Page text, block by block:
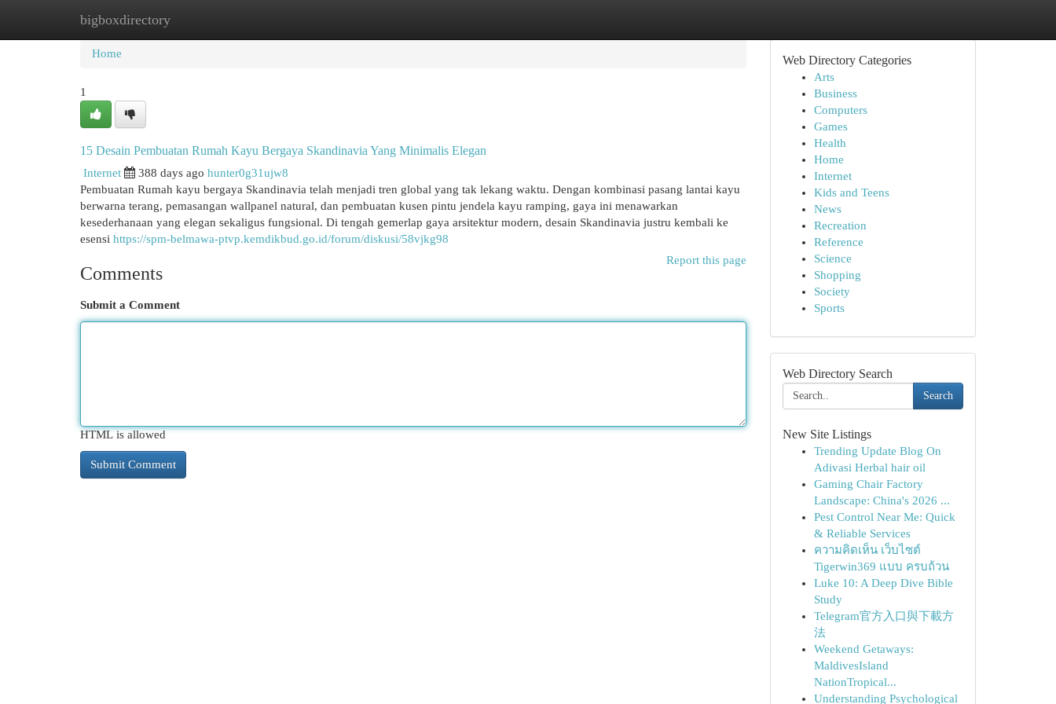
bigboxdirectory
Home New Site Listings
Home
1
15 Desain Pembuatan Rumah Kayu Bergaya Skandinavia Yang Minimalis Elegan
Internet 388 days ago hunter0g31ujw8
Pembuatan Rumah kayu bergaya Skandinavia telah menjadi tren global yang tak lekang waktu. Dengan kombinasi pasang lantai kayu
berwarna terang, pemasangan wallpanel natural, dan pembuatan kusen pintu jendela kayu ramping, gaya ini menawarkan
kesederhanaan yang elegan sekaligus fungsional. Di tengah gemerlap gaya arsitektur modern, desain Skandinavia justru kembali ke
esensi https://spm-belmawa-ptvp.kemdikbud.go.id/forum/diskusi/58vjkg98
Report this page
Comments
Submit a Comment
HTML is allowed
Web Directory Categories
Arts
Business
Computers
Games
Health
Home
Internet
Kids and Teens
News
Recreation
Reference
Science
Shopping
Society
Sports
Web Directory Search
Search
New Site Listings
Trending Update Blog On
Adivasi Herbal hair oil
Gaming Chair Factory
Landscape: China's 2026 ...
Pest Control Near Me: Quick
& Reliable Services
ความคิดเห็น เว็บไซต์
Tigerwin369 แบบ ครบถ้วน
Luke 10: A Deep Dive Bible
Study
Telegram官方入口與下載方
法
Weekend Getaways:
MaldivesIsland
NationTropical...
Understanding Psychological